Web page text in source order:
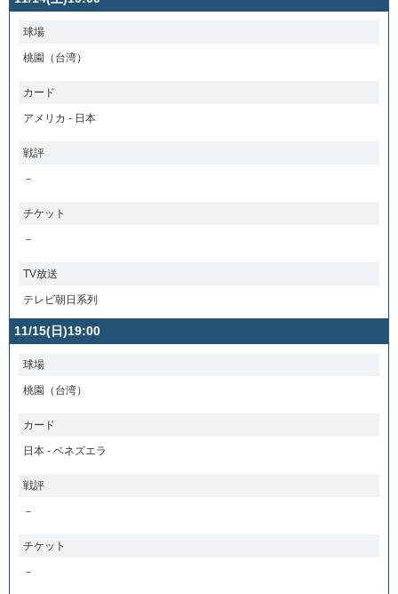
球場
桃園（台湾）
カード
アメリカ - 日本
戦評
－
チケット
－
TV放送
テレビ朝日系列
11/15(日)19:00
球場
桃園（台湾）
カード
日本 - ベネズエラ
戦評
－
チケット
－